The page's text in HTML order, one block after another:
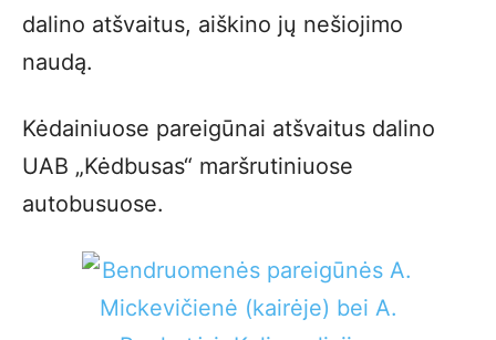
dalino atšvaitus, aiškino jų nešiojimo
naudą.
Kėdainiuose pareigūnai atšvaitus dalino
UAB „Kėdbusas“ maršrutiniuose
autobusuose.